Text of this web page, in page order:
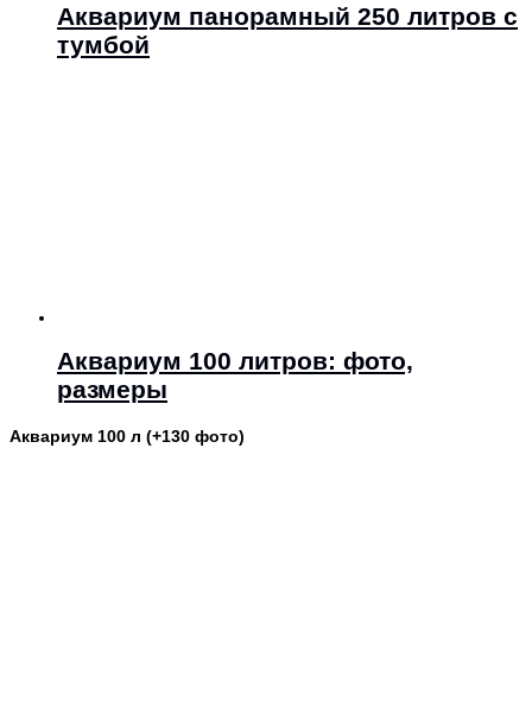
Аквариум панорамный 250 литров с
тумбой
Аквариум 100 литров: фото,
размеры
Аквариум 100 л (+130 фото)